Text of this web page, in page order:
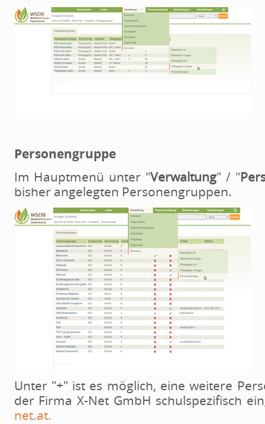
Personengruppe
Im Hauptmenü unter "Verwaltung" / "
bisher angelegten Personengruppen.
Unter "+" ist es möglich, eine weitere
der Firma X-Net GmbH schulspezifisch
net.at.